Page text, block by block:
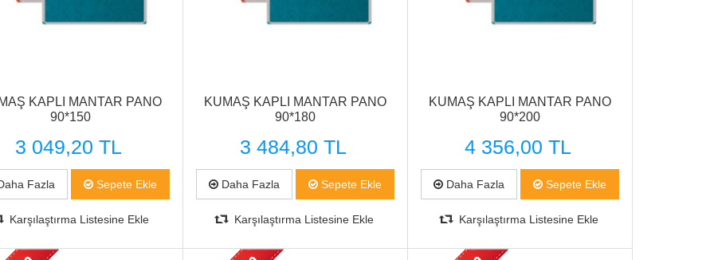
KAPLI MANTAR PANO
90*150
3 049,20 TL
Fazla Sepete Ekle
Karşılaştırma Listesine Ekle
KUMAŞ KAPLI MANTAR PANO
90*180
3 484,80 TL
Daha Fazla Sepete Ekle
Karşılaştırma Listesine Ekle
KUMAŞ KAPLI MANTAR PANO
90*200
4 356,00 TL
Daha Fazla Sepete Ekle
Karşılaştırma Listesine Ekle